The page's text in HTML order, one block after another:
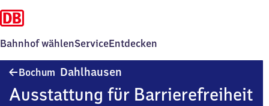
Bahnhof wählenServiceEntdecken
Bochum Dahlhausen
Ausstattung für Barrierefreiheit